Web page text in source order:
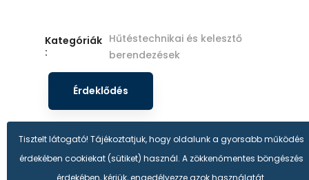
Tisztelt látogató! Tájékoztatjuk, hogy oldalunk a gyorsabb működés
érdekében cookiekat (sütiket) használ. A zökkenőmentes böngészés
érdekében, kérjük, engedélyezze azok használatát.
Kategóriák
:
Hűtéstechnikai és kelesztő
berendezések
Érdeklődés